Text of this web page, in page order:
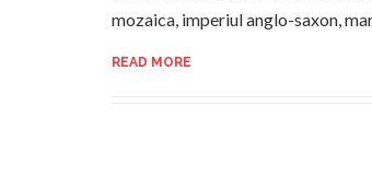
mozaica, imperiul anglo-saxon,
READ MORE